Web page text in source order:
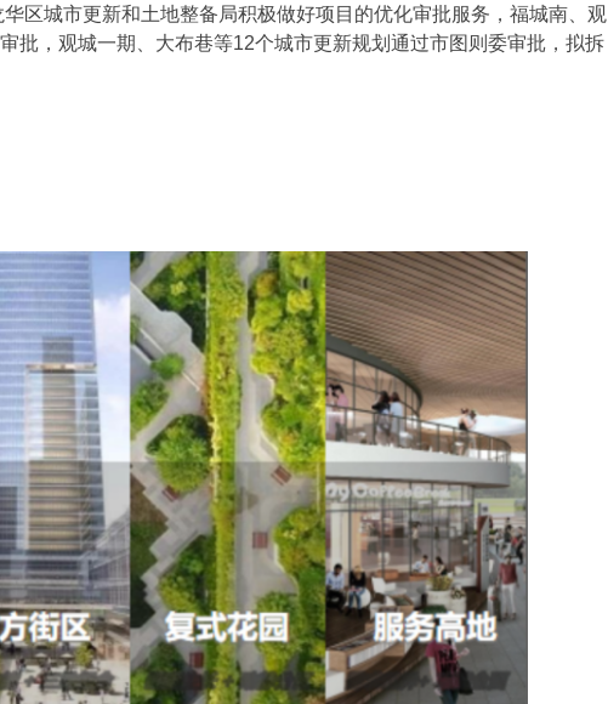
城市更新和土地整备局积极做好项目的优化审批服务，福城南、观
批，观城一期、大布巷等12个城市更新规划通过市图则委审批，拟拆